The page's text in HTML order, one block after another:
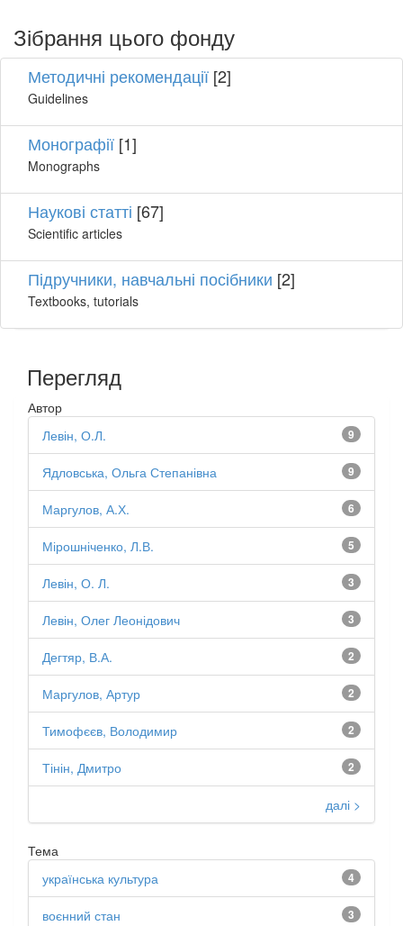
Зібрання цього фонду
Методичні рекомендації [2]
Guidelines
Монографії [1]
Monographs
Наукові статті [67]
Scientific articles
Підручники, навчальні посібники [2]
Textbooks, tutorials
Перегляд
Автор
9
Левін, О.Л.
9
Ядловська, Ольга Степанівна
6
Маргулов, А.Х.
5
Мірошніченко, Л.В.
3
Левін, О. Л.
3
Левін, Олег Леонідович
2
Дегтяр, В.А.
2
Маргулов, Артур
2
Тимофєєв, Володимир
2
Тінін, Дмитро
далі >
Тема
4
українська культура
3
воєнний стан